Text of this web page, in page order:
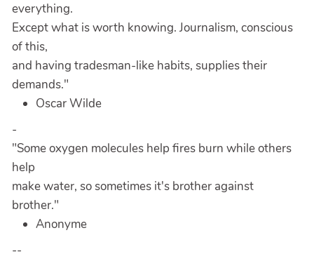
everything.
Except what is worth knowing. Journalism, conscious
of this,
and having tradesman-like habits, supplies their
demands."
Oscar Wilde
-
"Some oxygen molecules help fires burn while others
help
make water, so sometimes it's brother against
brother."
Anonyme
--